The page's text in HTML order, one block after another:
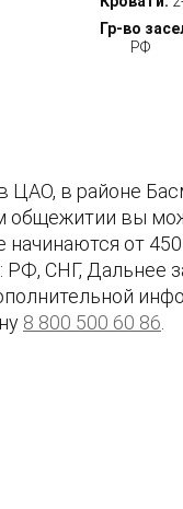
Гр-во
РФ
ЦАО, в районе
общежитии вы
от
СНГ, Дальнее
8 800 500 60 86.